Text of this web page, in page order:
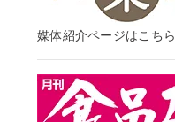
媒体紹介ページはこちら